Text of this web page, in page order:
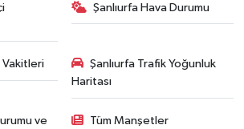
Şanlıurfa Hava Durumu
Vakitleri
Şanlıurfa Trafik Yoğunluk
Haritası
ve Tüm Manşetler